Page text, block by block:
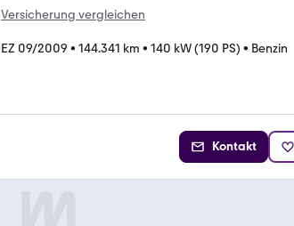
Versicherung vergleichen
EZ 09/2009 • 144.341 km • 140 kW (190 PS) • Benzin
Kontakt